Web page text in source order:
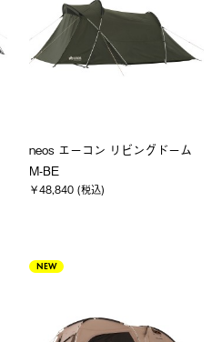
neos エーコン リビングドーム
M-BE
￥48,840 (税込)
NEW